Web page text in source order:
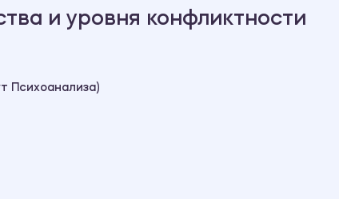
и уровня конфликтности
Психоанализа)